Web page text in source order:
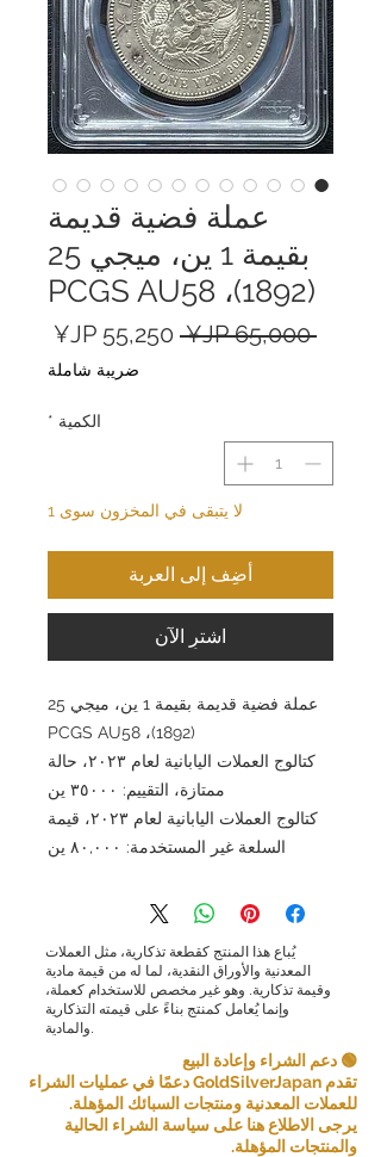
عملة فضية قديمة
بقيمة 1 ين، ميجي 25
(1892)، PCGS AU58
‏65,000 JP¥
سعر
عادي
البيعضريبة شاملة
الكمية *
لا يتبقى في المخزون سوى 1
أضِف إلى العربة
اشترِ الآن
عملة فضية قديمة بقيمة 1 ين، ميجي 25
(1892)، PCGS AU58
كتالوج العملات اليابانية لعام ٢٠٢٣، حالة
ممتازة، التقييم: ٣٥٠٠٠ ين
كتالوج العملات اليابانية لعام ٢٠٢٣، قيمة
السلعة غير المستخدمة: ٨٠,٠٠٠ ين
يُباع هذا المنتج كقطعة تذكارية، مثل العملات
المعدنية والأوراق النقدية، لما له من قيمة مادية
وقيمة تذكارية. وهو غير مخصص للاستخدام كعملة،
وإنما يُعامل كمنتج بناءً على قيمته التذكارية
🟢 دعم الشراء وإعادة البيع
تقدم GoldSilverJapan دعمًا في عمليات الشراء
للعملات المعدنية ومنتجات السبائك المؤهلة.
يرجى الاطلاع هنا على سياسة الشراء الحالية
والمنتجات المؤهلة.